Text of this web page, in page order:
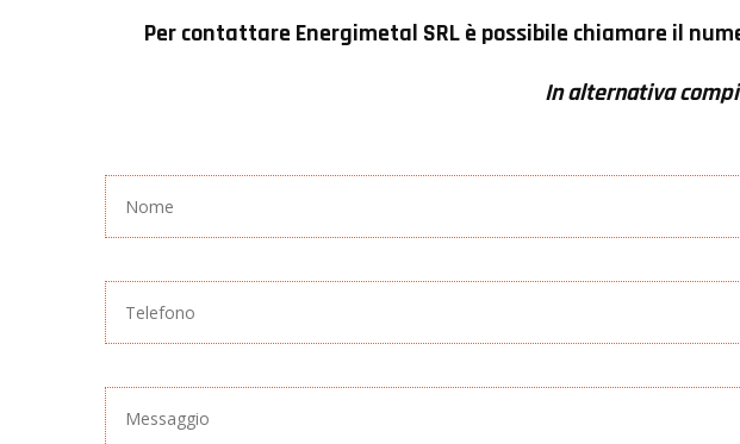
Per contattare Energimetal SRLè possibile chiamare il
In alternativa